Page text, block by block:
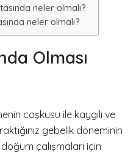
neler olmalı?
neler olmalı?
Olması
coşkusu ile kaygılı ve
gebelik döneminin
çalışmaları için